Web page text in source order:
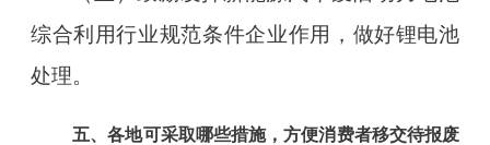
综合利用行业规范条件企业作用，做好锂电池
处理。
五、各地可采取哪些措施，方便消费者移交待报废